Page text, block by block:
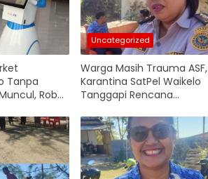
Tanpa
Robot
Uncategorized
Warga Masih Trauma ASF,
Karantina SatPel Waikelo
Tanggapi Rencana
Pulau